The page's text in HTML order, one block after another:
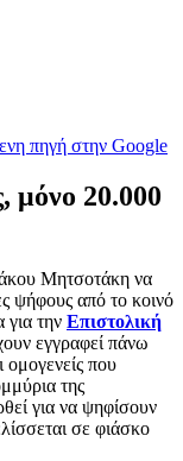
πηγή στην Google
μόνο 20.000
Μητσοτάκη να
ψήφους από το κοινό
την Επιστολική
εγγραφεί πάνω
ομογενείς που
της
για να ψηφίσουν
σε φιάσκο